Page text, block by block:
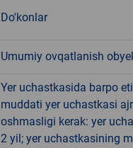
Do'konlar
Umumiy ovqatlanish
Yer uchastkasida barpo
muddati yer uchastkasi
oshmasligi kerak: yer
2 yil; yer uchastkasining